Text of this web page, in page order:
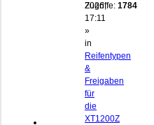
2026,
17:11
»
in
Reifentypen
&
Freigaben
für
die
XT1200Z
Zugriffe: 1784